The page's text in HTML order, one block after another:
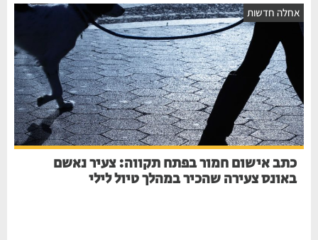
חדשות
כתב אישום חמור בפתח תקווה: צעיר נאשם
באונס צעירה שהכיר במהלך טיול לילי